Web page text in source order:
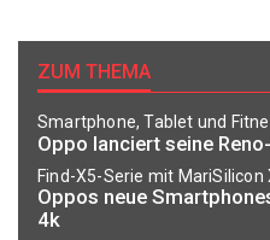
ZUM THEMA
Smartphone, Tablet und
Oppo lanciert seine
Find-X5-Serie mit MariSilicon
Oppos neue
4k